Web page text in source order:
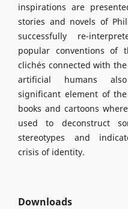
inspirations are
stories and novels of
successfully re-
popular conventions of
clichés connected with
artificial humans
significant element of
books and cartoons
used to deconstruct
stereotypes and
crisis of identity.
Downloads